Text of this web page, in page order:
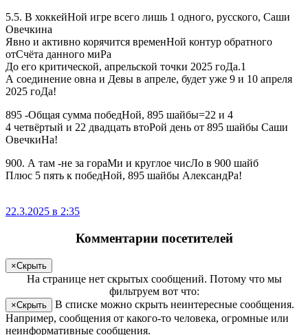
5.5. В хоккейНой игре всего лишь 1 одного, русского, Саши
Овечкина
Явно и активно корячится временНой контур обратного
отСчёта данного миРа
До его критической, апрельской точки 2025 гоДа.1
А соединение овна и Девы в апреле, будет уже 9 и 10 апреля
2025 гоДа!
895 -Общая сумма победНой, 895 шайбы=22 и 4
4 четвёртый и 22 двадцать втоРой день от 895 шайбы Саши
ОвечкиНа!
900. А там -не за гораМи и круглое чисЛо в 900 шайб
Плюс 5 пять к победНой, 895 шайбы АлександРа!
22.3.2025 в 2:35
Комментарии посетителей
×Скрыть
На странице нет скрытых сообщений. Потому что мы
фильтруем вот что:
×Скрыть
В списке можно скрыть неинтересные сообщения.
Например, сообщения от какого-то человека, огромные или
неинформативные сообщения.